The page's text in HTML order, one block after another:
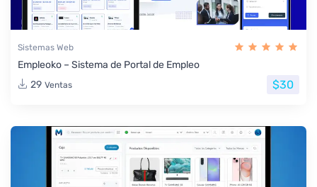
Sistemas Web
Empleoko – Sistema de Portal de Empleo
29 Ventas $30